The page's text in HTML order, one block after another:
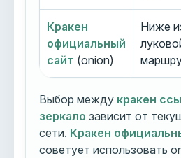
Кракен
официальный
сайт (onion)
Ниже
Выбор между кракен
зеркало зависит от
сети. Кракен
советует использовать